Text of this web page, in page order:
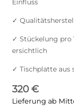
Einfluss
✓
✓ Stückelung pro
ersichtlich
✓ Tischplatte aus
320 €
Lieferung ab